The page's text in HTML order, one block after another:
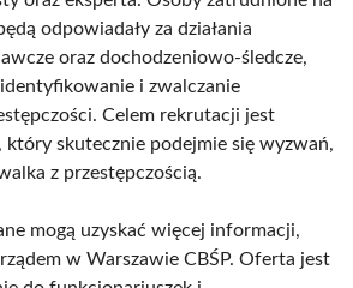
odpowiadały za działania
oraz dochodzeniowo-śledcze,
i zwalczanie
Celem rekrutacji jest
który skutecznie podejmie się wyzwań,
z przestępczością.
mogą uzyskać więcej informacji,
w Warszawie CBŚP. Oferta jest